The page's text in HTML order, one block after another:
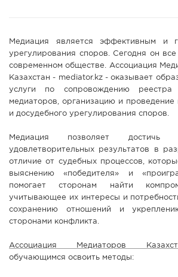
АФИША
КАМЕРЫ
КОНКУРСЫ
ГОЛОСОВАНИЯ
ФОТО
Медиация является эффективным и
урегулирования споров. Сегодня он
современном обществе. Ассоциация
Казахстан - mediator.kz - оказывает
услуги по сопровождению реестра
медиаторов, организацию и проведение
и досудебного урегулирования споров.
Медиация позволяет достичь
удовлетворительных результатов в
отличие от судебных процессов,
выяснению «победителя» и
помогает сторонам найти
учитывающее их интересы и
сохранению отношений и
сторонами конфликта.
Ассоциация Медиаторов
обучающимся освоить методы: